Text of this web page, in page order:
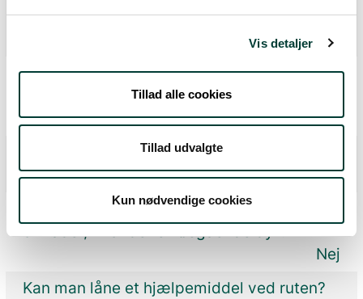
Vis detaljer
Tillad alle cookies
Tillad udvalgte
Kun nødvendige cookies
forekomme undervejs?
Huller i overfladen, Rødder fra træer
Dominerende belægningstype på rutens
Trampesti
Øvrig belægningstype på rutens forløb
Grusvej
Skal man på ruten gennem hegnede
områder, hvor der er løsgående dyr?
Nej
Kan man låne et hjælpemiddel ved ruten?